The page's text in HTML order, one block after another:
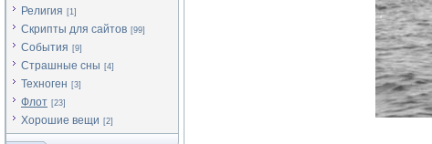
Религия [1]
Скрипты для сайтов [99]
События [9]
Страшные сны [4]
Техноген [3]
Флот [23]
Хорошие вещи [2]